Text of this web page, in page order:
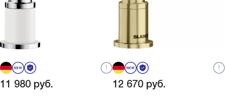
11 980 руб. 12 670 руб.